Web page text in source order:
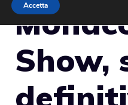
Show,
Accetta